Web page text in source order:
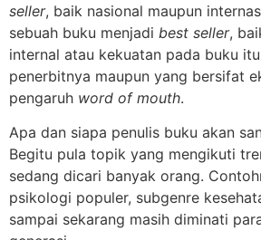
seller, baik nasional maupun
sebuah buku menjadi best seller,
internal atau kekuatan pada buku
penerbitnya maupun yang bersifat
pengaruh word of mouth.
Apa dan siapa penulis buku akan
Begitu pula topik yang mengikuti
sedang dicari banyak orang.
psikologi populer, subgenre
sampai sekarang masih diminati